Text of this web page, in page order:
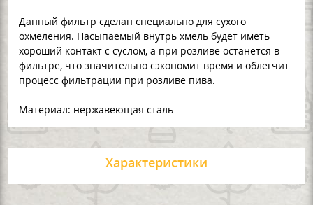
Данный фильтр сделан специально для сухого
охмеления. Насыпаемый внутрь хмель будет иметь
хороший контакт с суслом, а при розливе останется в
фильтре, что значительно сэкономит время и облегчит
процесс фильтрации при розливе пива.
Материал: нержавеющая сталь
Характеристики